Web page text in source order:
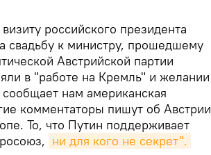
российского президента
свадьбу к министру, прошедшему
Австрийской партии
в "работе на Кремль" и желании
нам американская
комментаторы пишут об Австрии
То, что Путин поддерживает
ни для кого не секрет".